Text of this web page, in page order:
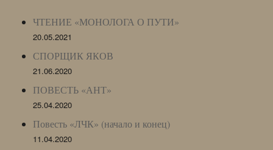
ЧТЕНИЕ «МОНОЛОГА О ПУТИ»
20.05.2021
СПОРЩИК ЯКОВ
21.06.2020
ПОВЕСТЬ «АНТ»
25.04.2020
Повесть «ЛЧК» (начало и конец)
11.04.2020